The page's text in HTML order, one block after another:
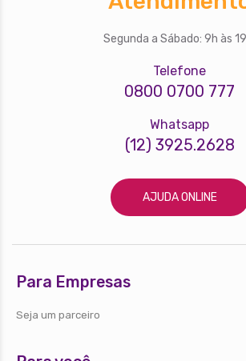
Segunda a Sábado: 9h às
Telefone
0800 0700 777
Whatsapp
(12) 3925.2628
AJUDA ONLINE
Para Empresas
Seja um parceiro